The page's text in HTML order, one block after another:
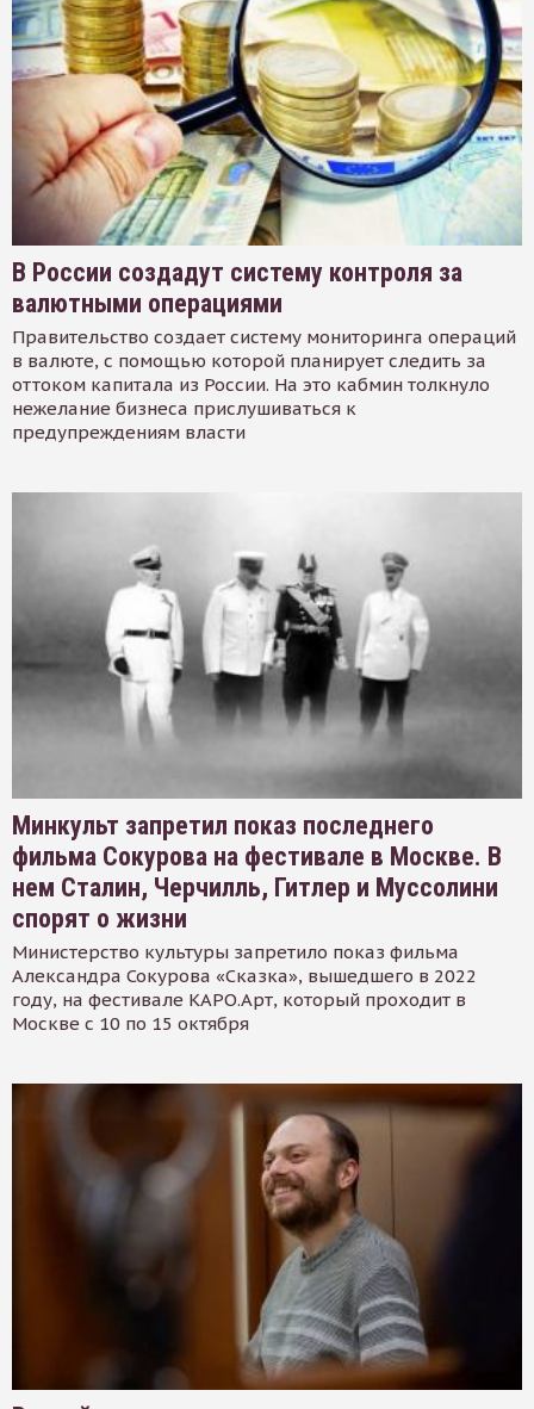
В России создадут систему контроля за
валютными операциями
Правительство создает систему мониторинга операций
в валюте, с помощью которой планирует следить за
оттоком капитала из России. На это кабмин толкнуло
нежелание бизнеса прислушиваться к
предупреждениям власти
Минкульт запретил показ последнего
фильма Сокурова на фестивале в Москве. В
нем Сталин, Черчилль, Гитлер и Муссолини
спорят о жизни
Министерство культуры запретило показ фильма
Александра Сокурова «Сказка», вышедшего в 2022
году, на фестивале КАРО.Арт, который проходит в
Москве с 10 по 15 октября